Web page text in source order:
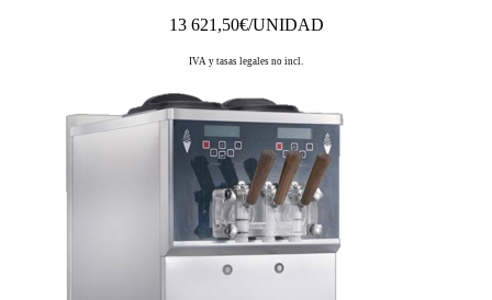
13 621,50€/UNIDAD
IVA y tasas legales no incl.